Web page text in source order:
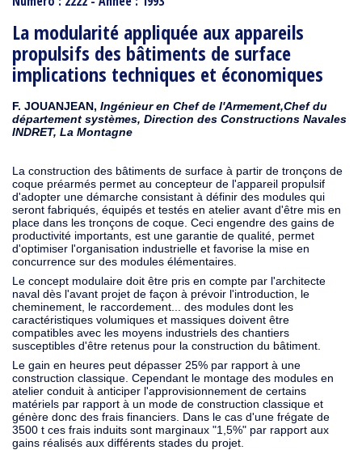
La modularité appliquée aux appareils
propulsifs des bâtiments de surface
implications techniques et économiques
F. JOUANJEAN, Ingénieur en Chef de l'Armement,Chef du
département systèmes, Direction des Constructions Navales
INDRET, La Montagne
La construction des bâtiments de surface à partir de tronçons de
coque préarmés permet au concepteur de l'appareil propulsif
d'adopter une démarche consistant à définir des modules qui
seront fabriqués, équipés et testés en atelier avant d'être mis en
place dans les tronçons de coque. Ceci engendre des gains de
productivité importants, est une garantie de qualité, permet
d'optimiser l'organisation industrielle et favorise la mise en
concurrence sur des modules élémentaires.
Le concept modulaire doit être pris en compte par l'architecte
naval dès l'avant projet de façon à prévoir l'introduction, le
cheminement, le raccordement... des modules dont les
caractéristiques volumiques et massiques doivent être
compatibles avec les moyens industriels des chantiers
susceptibles d'être retenus pour la construction du bâtiment.
Le gain en heures peut dépasser 25% par rapport à une
construction classique. Cependant le montage des modules en
atelier conduit à anticiper l'approvisionnement de certains
matériels par rapport à un mode de construction classique et
génère donc des frais financiers. Dans le cas d'une frégate de
3500 t ces frais induits sont marginaux "1,5%" par rapport aux
gains réalisés aux différents stades du projet.